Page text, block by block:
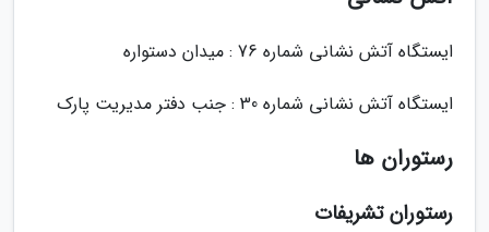
ایستگاه آتش نشانی شماره 76 : میدان دستواره
ایستگاه آتش نشانی شماره 30 : جنب دفتر مدیریت پارک
رستوران ها
رستوران تشریفات